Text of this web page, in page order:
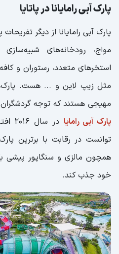
پارک آبی رامایانا در پاتایا
پارک آبی رامایانا از دیگر
مواج، رودخانه‌های
استخرهای متعدد، رستوران و
مثل زیپ لاین و ... هست.
مهیجی هستند که توجه
پارک آبی رامایا
توانست در رقابت با برترین
همچون مالزی و سنگاپور پیشی
خود جذب کند.